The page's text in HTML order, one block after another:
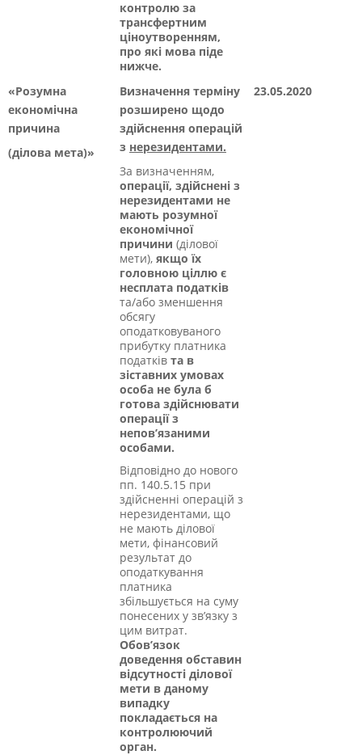
контролю за
трансфертним
ціноутворенням,
про які мова піде
нижче.
«Розумна
економічна
причина
(ділова мета)»
Визначення терміну
розширено щодо
здійснення операцій
з нерезидентами.
За визначенням,
операції, здійснені з
нерезидентами не
мають розумної
економічної
причини (ділової
мети), якщо їх
головною ціллю є
несплата податків
та/або зменшення
обсягу
оподатковуваного
прибутку платника
податків та в
зіставних умовах
особа не була б
готова здійснювати
операції з
непов’язаними
особами.
Відповідно до нового
пп. 140.5.15 при
здійсненні операцій з
нерезидентами, що
не мають ділової
мети, фінансовий
результат до
оподаткування
платника
збільшується на суму
понесених у зв’язку з
цим витрат.
Обов’язок
доведення обставин
відсутності ділової
мети в даному
випадку
покладається на
контролюючий
орган.
23.05.2020